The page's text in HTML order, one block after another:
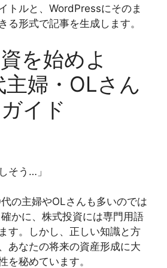
トルと、WordPressにそのま
る形式で記事を生成します。
を始めよ
婦・OLさん
イド
そう…」
の主婦やOLさんも多いのでは
かに、株式投資には専門用語
す。しかし、正しい知識と方
あなたの将来の資産形成に大
を秘めています。